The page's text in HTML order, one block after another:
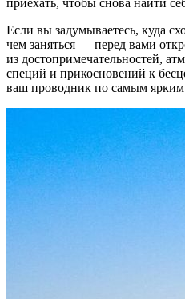
Если вы задумываетесь, куда
чем заняться — перед вами
из достопримечательностей,
специй и прикосновений к
ваш проводник по самым ярким